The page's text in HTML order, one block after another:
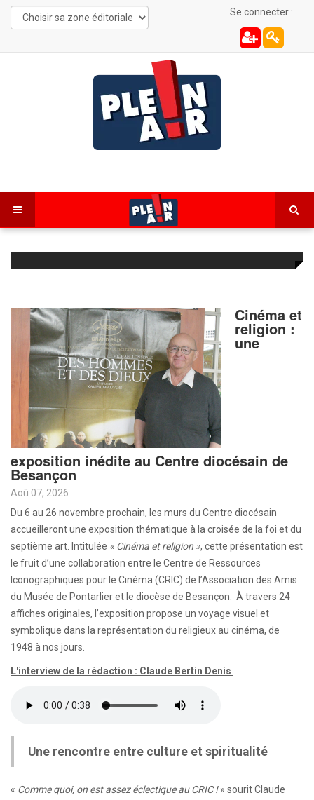
Se connecter :
Cinéma et
religion :
une
exposition inédite au Centre diocésain de
Besançon
Aoû 07, 2026
Du 6 au 26 novembre prochain, les murs du Centre diocésain
accueilleront une exposition thématique à la croisée de la foi et du
septième art. Intitulée « Cinéma et religion », cette présentation est
le fruit d’une collaboration entre le Centre de Ressources
Iconographiques pour le Cinéma (CRIC) de l’Association des Amis
du Musée de Pontarlier et le diocèse de Besançon. À travers 24
affiches originales, l’exposition propose un voyage visuel et
symbolique dans la représentation du religieux au cinéma, de
1948 à nos jours.
L'interview de la rédaction : Claude Bertin Denis
Une rencontre entre culture et spiritualité
« Comme quoi, on est assez éclectique au CRIC !» sourit Claude